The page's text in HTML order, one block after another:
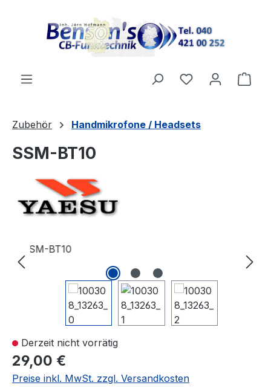
Du hast 0
Zubehör Handmikrofone / Headsets
SSM-BT10
Bildergalerie überspringen
Derzeit nicht vorrätig
29,00 €
Preise inkl. MwSt. zzgl. Versandkosten